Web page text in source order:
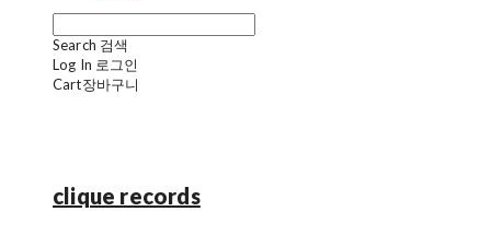
Search 검색
Log In 로그인
Cart장바구니
clique records